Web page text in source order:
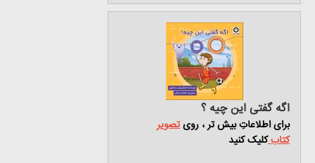
اگه گفتی این چیه ؟
برای اطلاعاتِ بیش تر ، رویتصویر
کتابکلیک کنید